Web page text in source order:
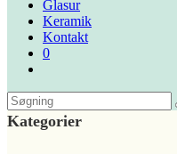
Glasur
Keramik
Kontakt
0
Kategorier